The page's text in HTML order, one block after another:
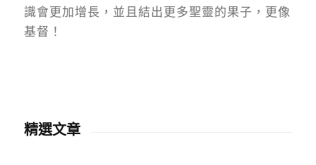
識會更加增長，並且結出更多聖靈的果子，更像
基督！
精選文章